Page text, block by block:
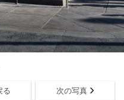
る 次の写真